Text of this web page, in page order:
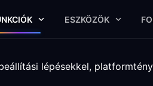
ESZKÖZÖK
lépésekkel,